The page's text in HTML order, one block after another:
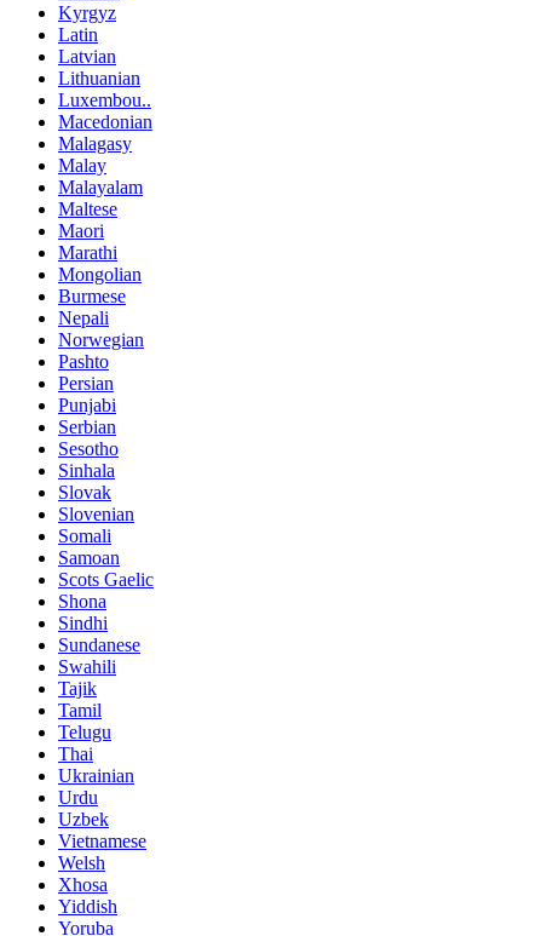
Kyrgyz
Latin
Latvian
Lithuanian
Luxembou..
Macedonian
Malagasy
Malay
Malayalam
Maltese
Maori
Marathi
Mongolian
Burmese
Nepali
Norwegian
Pashto
Persian
Punjabi
Serbian
Sesotho
Sinhala
Slovak
Slovenian
Somali
Samoan
Scots Gaelic
Shona
Sindhi
Sundanese
Swahili
Tajik
Tamil
Telugu
Thai
Ukrainian
Urdu
Uzbek
Vietnamese
Welsh
Xhosa
Yiddish
Yoruba